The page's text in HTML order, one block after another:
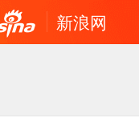
新浪网